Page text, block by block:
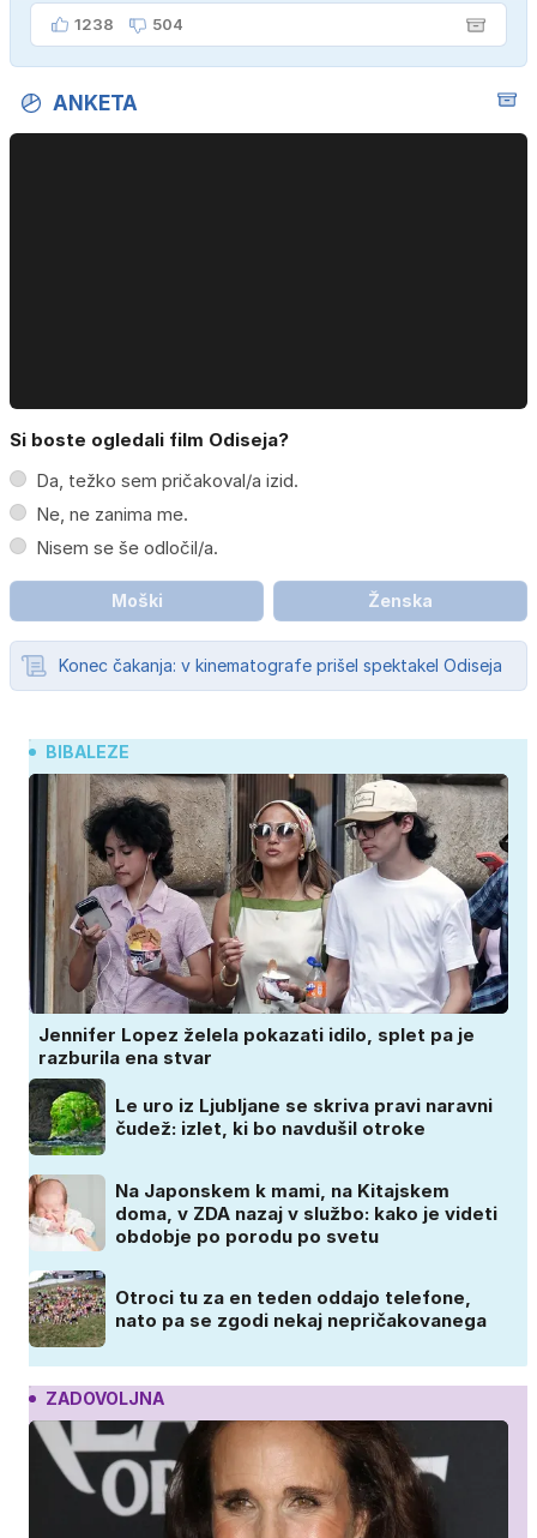
kupiti novega sina, tako sem ga prebutal!"
1238 504
ANKETA
Si boste ogledali film Odiseja?
Da, težko sem pričakoval/a izid.
Ne, ne zanima me.
Nisem se še odločil/a.
Moški Ženska
Konec čakanja: v kinematografe prišel spektakel Odiseja
BIBALEZE
Jennifer Lopez želela pokazati idilo, splet pa je
razburila ena stvar
Le uro iz Ljubljane se skriva pravi naravni
čudež: izlet, ki bo navdušil otroke
Na Japonskem k mami, na Kitajskem
doma, v ZDA nazaj v službo: kako je videti
obdobje po porodu po svetu
Otroci tu za en teden oddajo telefone,
nato pa se zgodi nekaj nepričakovanega
ZADOVOLJNA